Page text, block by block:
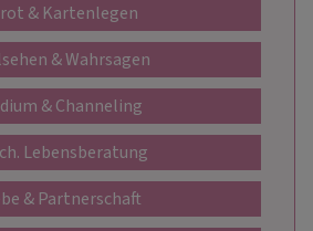
& Kartenlegen
& Wahrsagen
& Channeling
Lebensberatung
& Partnerschaft